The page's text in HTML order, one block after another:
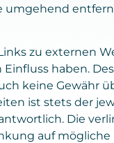
umgehend
zu externen
haben.
keine Gewähr
ist stets der
Die
auf mögliche